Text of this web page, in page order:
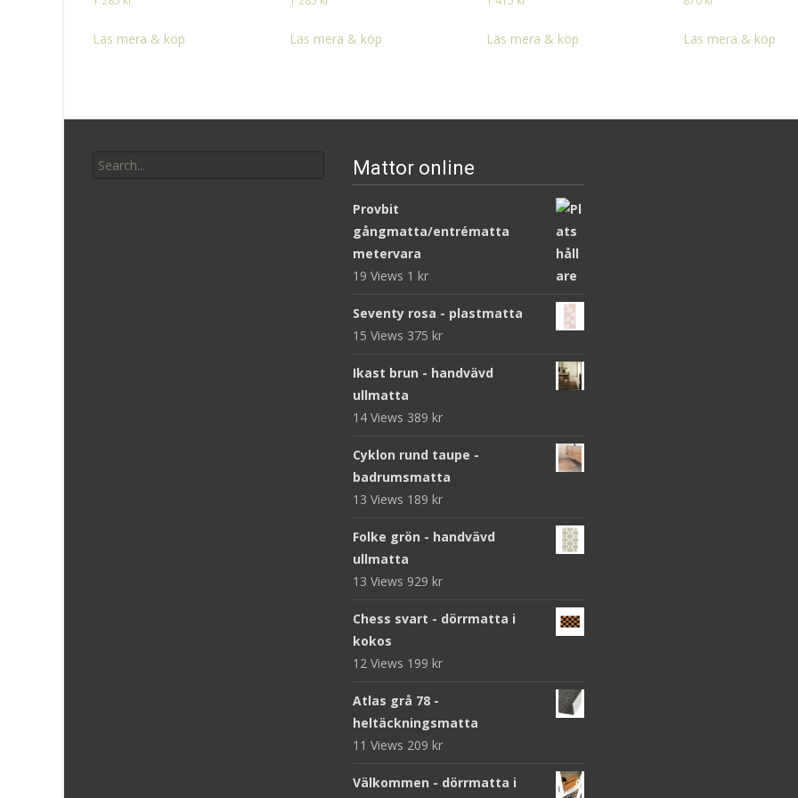
Läs mera & köp Läs mera & köp Läs mera & köp Läs mera & köp
for:
Mattor online
Provbit
gångmatta/entrématta
metervara
19 Views 1 kr
Seventy rosa - plastmatta
15 Views 375 kr
Ikast brun - handvävd
ullmatta
14 Views 389 kr
Cyklon rund taupe -
badrumsmatta
13 Views 189 kr
Folke grön - handvävd
ullmatta
13 Views 929 kr
Chess svart - dörrmatta i
kokos
12 Views 199 kr
Atlas grå 78 -
heltäckningsmatta
11 Views 209 kr
Välkommen - dörrmatta i